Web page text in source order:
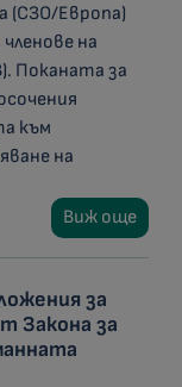
(СЗО/Европа)
на
Поканата за
към
на
Виж още
за
Закона за